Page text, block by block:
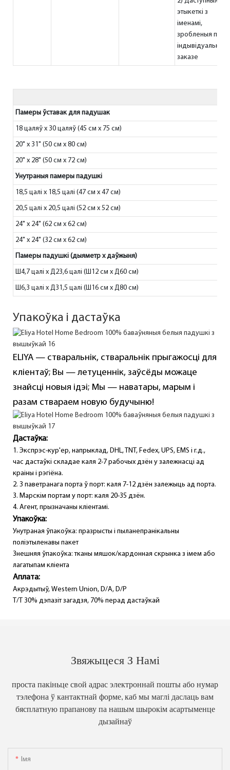
этыкеткі з
іменамі,
зробленыя па
індывідуальным
заказе
Памеры ўставак для падушак
18 цаляў х 30 цаляў (45 см х 75 см)
20" x 31" (50 см x 80 см)
20" x 28" (50 см x 72 см)
Унутраныя памеры падушкі
18,5 цалі х 18,5 цалі (47 см х 47 см)
20,5 цалі х 20,5 цалі (52 см х 52 см)
24" x 24" (62 см x 62 см)
24" x 24" (32 см x 62 см)
Памеры падушкі (дыяметр х даўжыня)
Ш4,7 цалі х Д23,6 цалі (Ш12 см х Д60 см)
Ш6,3 цалі х Д31,5 цалі (Ш16 см х Д80 см)
Упакоўка і дастаўка
ELIYA — стваральнік, стваральнік прыгажосці для
кліентаў; Вы — летуценнік, заўсёды можаце
знайсці новыя ідэі; Мы — наватары, марым і
разам ствараем новую будучыню!
Дастаўка:
1. Экспрэс-кур'ер, напрыклад, DHL, TNT, Fedex, UPS, EMS і г.д.,
час дастаўкі складае каля 2-7 рабочых дзён у залежнасці ад
краіны і рэгіёна.
2. З паветранага порта ў порт: каля 7-12 дзён залежыць ад порта.
3. Марскім портам у порт: каля 20-35 дзён.
4. Агент, прызначаны кліентамі.
Упакоўка:
Унутраная ўпакоўка: празрысты і пыланепранікальны
поліэтыленавы пакет
Знешняя ўпакоўка: тканы мяшок/кардонная скрынка з імем або
лагатыпам кліента
Аплата:
Акрэдытыў, Western Union, D/A, D/P
T/T 30% дэпазіт загадзя, 70% перад дастаўкай
Звяжыцеся З Намі
проста пакіньце свой адрас электроннай пошты або нумар
тэлефона ў кантактнай форме, каб мы маглі даслаць вам
бясплатную прапанову па нашым шырокім асартыменце
дызайнаў
Імя